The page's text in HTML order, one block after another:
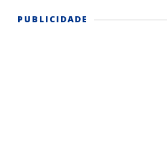
PUBLICIDADE